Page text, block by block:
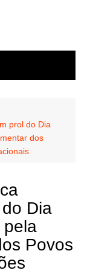
prol do Dia
dos
Dia
pela
Povos